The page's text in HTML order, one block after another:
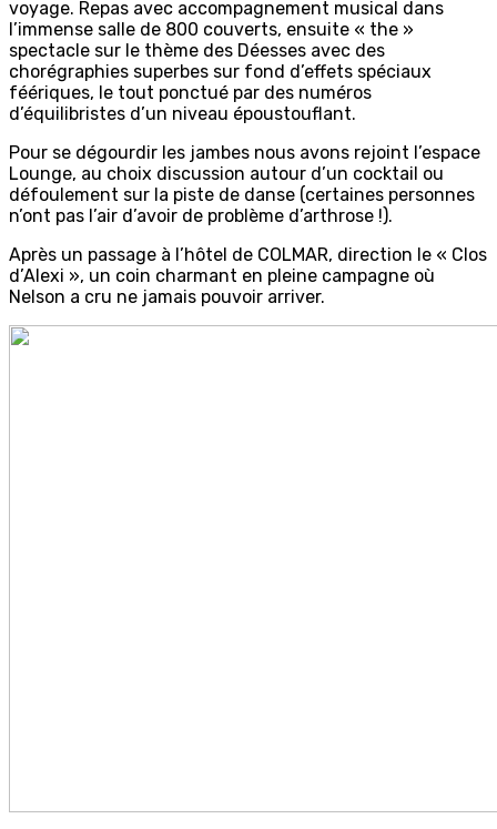
voyage. Repas avec accompagnement musical dans
l’immense salle de 800 couverts, ensuite « the »
spectacle sur le thème des Déesses avec des
chorégraphies superbes sur fond d’effets spéciaux
féériques, le tout ponctué par des numéros
d’équilibristes d’un niveau époustouflant.
Pour se dégourdir les jambes nous avons rejoint l’espace
Lounge, au choix discussion autour d’un cocktail ou
défoulement sur la piste de danse (certaines personnes
n’ont pas l’air d’avoir de problème d’arthrose !).
Après un passage à l’hôtel de COLMAR, direction le « Clos
d’Alexi », un coin charmant en pleine campagne où
Nelson a cru ne jamais pouvoir arriver.